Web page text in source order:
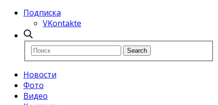
Подписка
VKontakte
Новости
Фото
Видео